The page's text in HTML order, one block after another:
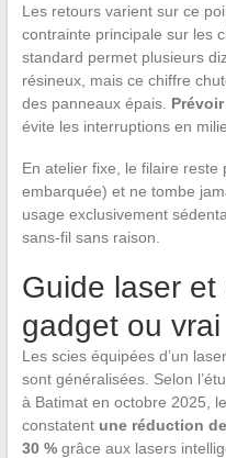
Les retours varient sur ce
contrainte principale sur les
standard permet plusieurs
résineux, mais ce chiffre
des panneaux épais.
évite les interruptions en
En atelier fixe, le filaire
embarquée) et ne tombe
usage exclusivement
sans-fil sans raison.
Guide laser
gadget ou
Les scies équipées d’un
sont généralisées. Selon
à Batimat en octobre 2025,
constatent une réduction
30 %grâce aux lasers